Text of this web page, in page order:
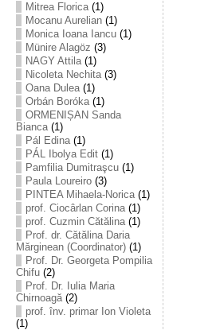
Mitrea Florica(1)
Mocanu Aurelian(1)
Monica Ioana Iancu(1)
Münire Alagöz (3)
NAGY Attila(1)
Nicoleta Nechita(3)
Oana Dulea(1)
Orbán Boróka(1)
ORMENIȘAN Sanda
Bianca(1)
Pál Edina(1)
PÁL Ibolya Edit(1)
Pamfilia Dumitraşcu(1)
Paula Loureiro(3)
PINTEA Mihaela-Norica(1)
prof. Ciocârlan Corina(1)
prof. Cuzmin Cătălina(1)
Prof. dr. Cătălina Daria
Mărginean (Coordinator)(1)
Prof. Dr. Georgeta Pompilia
Chifu(2)
Prof. Dr. Iulia Maria
Chirnoagă(2)
prof. înv. primar Ion Violeta
(1)